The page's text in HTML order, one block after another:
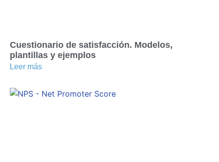
Cuestionario de satisfacción. Modelos,
plantillas y ejemplos
Leer más